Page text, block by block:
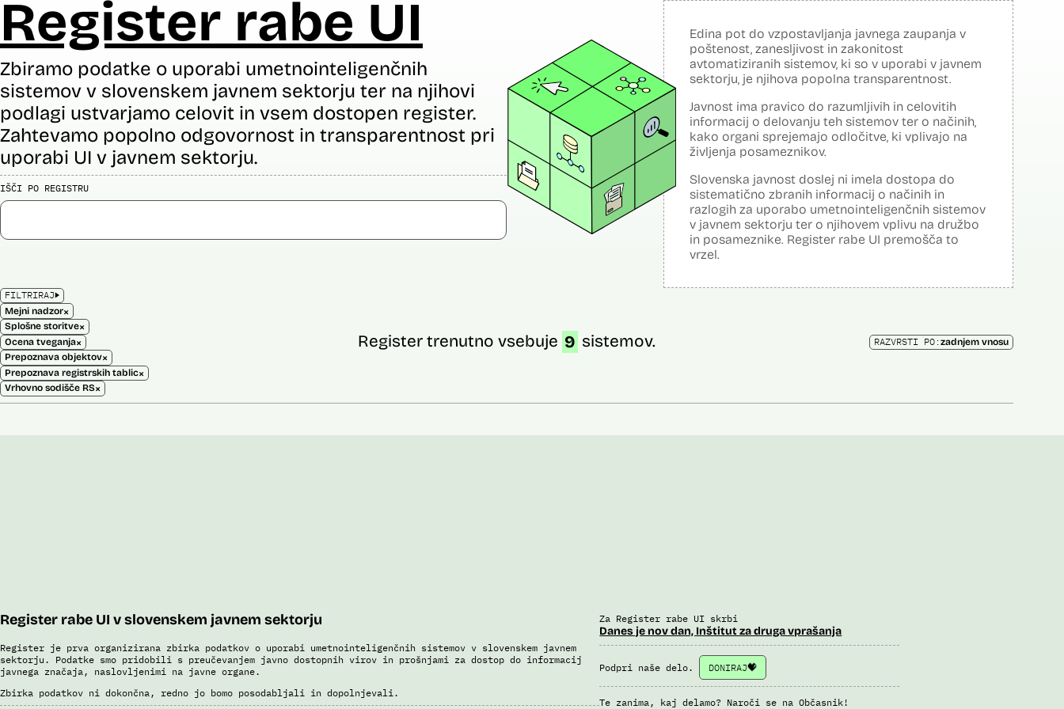
Register rabe UI
Zbiramo podatke o uporabi umetnointeligenčnih
sistemov v slovenskem javnem sektorju ter na njihovi
podlagi ustvarjamo celovit in vsem dostopen register.
Zahtevamo popolno odgovornost in transparentnost pri
uporabi UI v javnem sektorju.
IŠČI PO REGISTRU
Edina pot do vzpostavljanja javnega zaupanja v
poštenost, zanesljivost in zakonitost
avtomatiziranih sistemov, ki so v uporabi v javnem
sektorju, je njihova popolna transparentnost.
Javnost ima pravico do razumljivih in celovitih
informacij o delovanju teh sistemov ter o načinih,
kako organi sprejemajo odločitve, ki vplivajo na
življenja posameznikov.
Slovenska javnost doslej ni imela dostopa do
sistematično zbranih informacij o načinih in
razlogih za uporabo umetnointeligenčnih sistemov
v javnem sektorju ter o njihovem vplivu na družbo
in posameznike. Register rabe UI premošča to
vrzel.
FILTRIRAJ
Mejni nadzor×
Splošne storitve×
Ocena tveganja×
Prepoznava objektov×
Prepoznava registrskih tablic×
Vrhovno sodišče RS×
Register trenutno vsebuje 9 sistemov. RAZVRSTI PO:zadnjem vnosu
Register rabe UI v slovenskem javnem sektorju
Register je prva organizirana zbirka podatkov o uporabi umetnointeligenčnih sistemov v slovenskem javnem
sektorju. Podatke smo pridobili s preučevanjem javno dostopnih virov in prošnjami za dostop do informacij
javnega značaja, naslovljenimi na javne organe.
Zbirka podatkov ni dokončna, redno jo bomo posodabljali in dopolnjevali.
Za Register rabe UI skrbi
Danes je nov dan, Inštitut za druga vprašanja
Podpri naše delo. DONIRAJ
Te zanima, kaj delamo? Naroči se na Občasnik!